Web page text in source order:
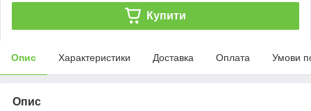
Купити
Опис Характеристики Доставка Оплата Умови
Опис